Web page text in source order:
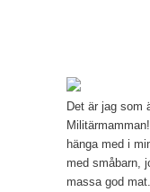
Mamma,
Det är jag som
hänga med i
med småbarn,
massa god